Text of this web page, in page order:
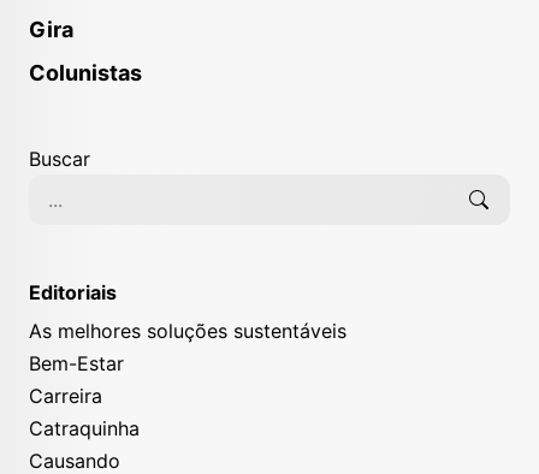
Gira
Colunistas
Buscar
Editoriais
As melhores soluções sustentáveis
Bem-Estar
Carreira
Catraquinha
Causando